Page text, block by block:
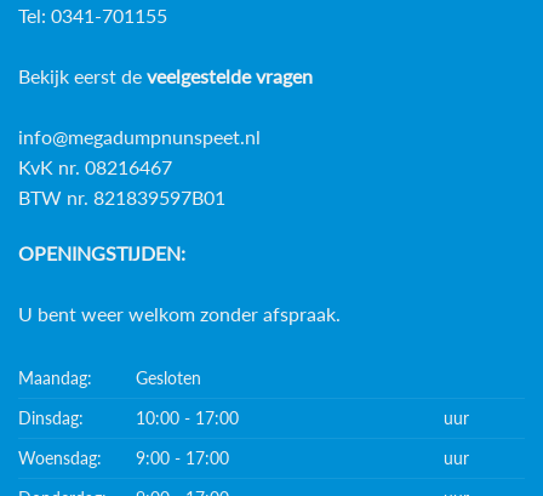
Tel: 0341-701155
Bekijk eerst de veelgestelde vragen
info@megadumpnunspeet.nl
KvK nr. 08216467
BTW nr. 821839597B01
OPENINGSTIJDEN:
U bent weer welkom zonder afspraak.
Maandag:
Gesloten
Dinsdag:
10:00 - 17:00
uur
Woensdag:
9:00 - 17:00
uur